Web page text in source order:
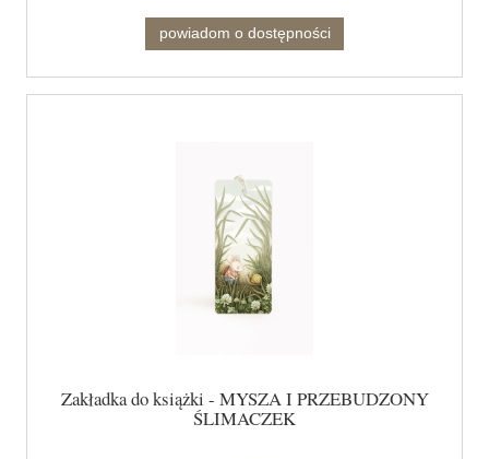
powiadom o dostępności
Zakładka do książki - MYSZA I PRZEBUDZONY
ŚLIMACZEK